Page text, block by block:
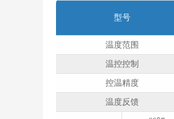
型号
温度范围
温控控制
控温精度
温度反馈